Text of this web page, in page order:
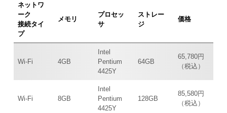
ネットワ
ーク
接続タイ
プ
メモリ
プロセッ
サ
ストレー
ジ
価格
Wi-Fi 4GB
Intel
Pentium
4425Y
64GB
65,780円
（税込）
Wi-Fi 8GB
Intel
Pentium
4425Y
128GB
85,580円
（税込）